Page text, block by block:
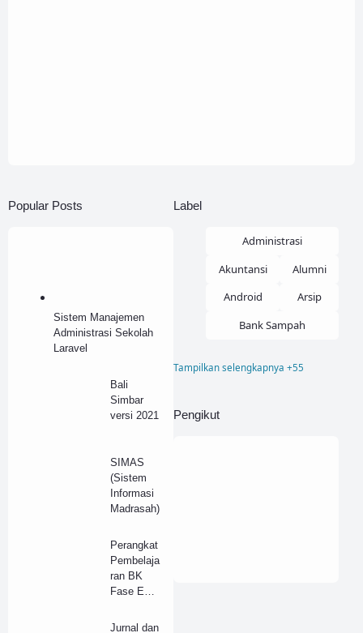
Popular Posts
Sistem Manajemen
Administrasi Sekolah
Laravel
Bali
Simbar
versi 2021
SIMAS
(Sistem
Informasi
Madrasah)
Perangkat
Pembelaja
ran BK
Fase E
Kurikulum
Jurnal dan
Label
Administrasi
Akuntansi
Alumni
Android
Arsip
Bank Sampah
Blogger
Tampilkan selengkapnya +55
Pengikut